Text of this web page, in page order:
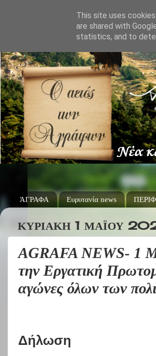
ΆΓΡΑΦΑ Ευρυτανία news
ΚΥΡΙΑΚΉ 1 ΜΑΪ́ΟΥ
AGRAFA NEWS-
την Εργατική
αγώνες όλων των
Δήλωση
This site uses
are shared with
statistics, and to